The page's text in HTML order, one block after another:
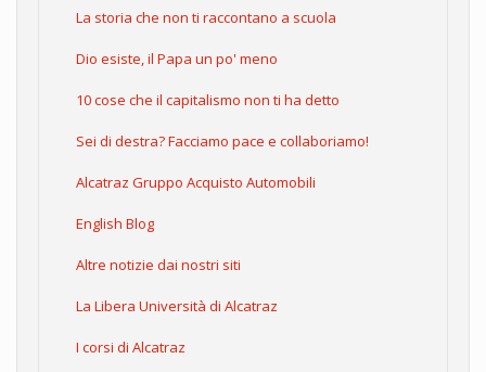
La storia che non ti raccontano a scuola
Dio esiste, il Papa un po' meno
10 cose che il capitalismo non ti ha detto
Sei di destra? Facciamo pace e collaboriamo!
Alcatraz Gruppo Acquisto Automobili
English Blog
Altre notizie dai nostri siti
La Libera Università di Alcatraz
I corsi di Alcatraz